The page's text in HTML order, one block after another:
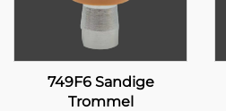
749F6 Sandige
Trommel